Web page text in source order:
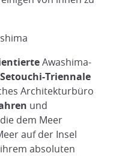
Awashima-
Setouchi-Triennale
Architekturbüro
und
dem Meer
auf der Insel
absoluten